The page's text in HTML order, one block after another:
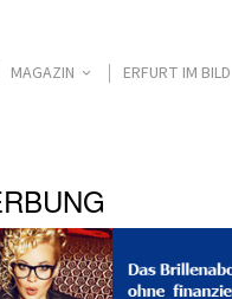
MAGAZIN ERFURT IM BILD